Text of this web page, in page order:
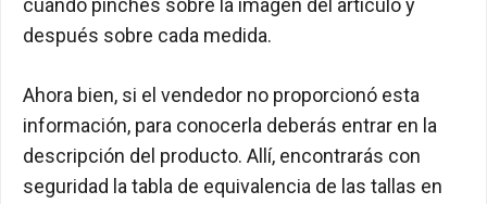
cuando pinches sobre la imagen del artículo y
después sobre cada medida.
Ahora bien, si el vendedor no proporcionó esta
información, para conocerla deberás entrar en la
descripción del producto. Allí, encontrarás con
seguridad la tabla de equivalencia de las tallas en